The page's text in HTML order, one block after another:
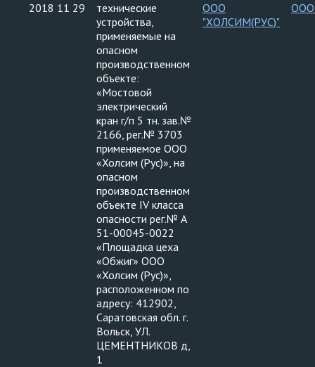
2018 11 29
технические
устройства,
применяемые на
опасном
производственном
объекте:
«Мостовой
электрический
кран г/п 5 тн. зав.№
2166, рег.№ 3703
применяемое ООО
«Холсим (Рус)», на
опасном
производственном
объекте IV класса
опасности рег.№ А
51-00045-0022
«Площадка цеха
«Обжиг» ООО
«Холсим (Рус)»,
расположенном по
адресу: 412902,
Саратовская обл. г.
Вольск, УЛ.
ЦЕМЕНТНИКОВ д,
1
ООО
"ХОЛСИМ(РУС)"
ООО